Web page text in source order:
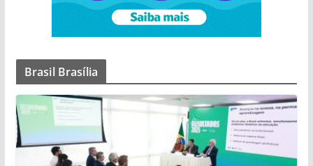
Brasil Brasília